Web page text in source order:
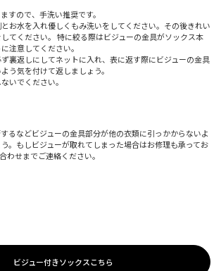
すので、手洗い推奨です。
お水を入れ優しくもみ洗いをしてください。その後きれい
てください。 特に絞る際はビジューの金具がソックス本
注意してください。
裏返しにしてネットに入れ、表に返す際にビジューの金具
う気を付けて返しましょう。
いでください。
るなどビジューの金具部分が他の衣類に引っかからないよ
。もしビジューが取れてしまった場合はお修理も承ってお
わせまでご連絡ください。
ビジュー付きソックスこちら